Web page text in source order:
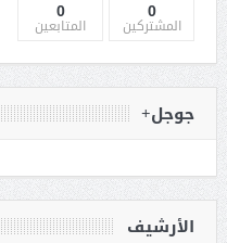
0
المشتركين
0
المتابعين
جوجل+
الأرشيف